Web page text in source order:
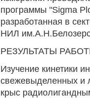
программы "Sigma
разработанная в
НИЛ
РЕЗУЛЬТАТЫ
Изучение кинетики
свежевыделенных и
крыс